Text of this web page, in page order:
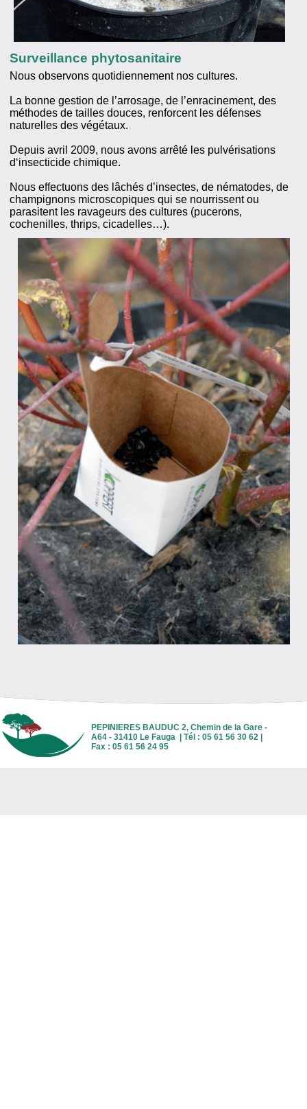
Surveillance phytosanitaire
Nous observons quotidiennement nos cultures.
La bonne gestion de l’arrosage, de l’enracinement, des
méthodes de tailles douces, renforcent les défenses
naturelles des végétaux.
Depuis avril 2009, nous avons arrêté les pulvérisations
d‘insecticide chimique.
Nous effectuons des lâchés d’insectes, de nématodes, de
champignons microscopiques qui se nourrissent ou
parasitent les ravageurs des cultures (pucerons,
cochenilles, thrips, cicadelles…).
PEPINIERES BAUDUC 2, Chemin de la Gare -
A64 - 31410 Le Fauga | Tél : 05 61 56 30 62 |
Fax : 05 61 56 24 95